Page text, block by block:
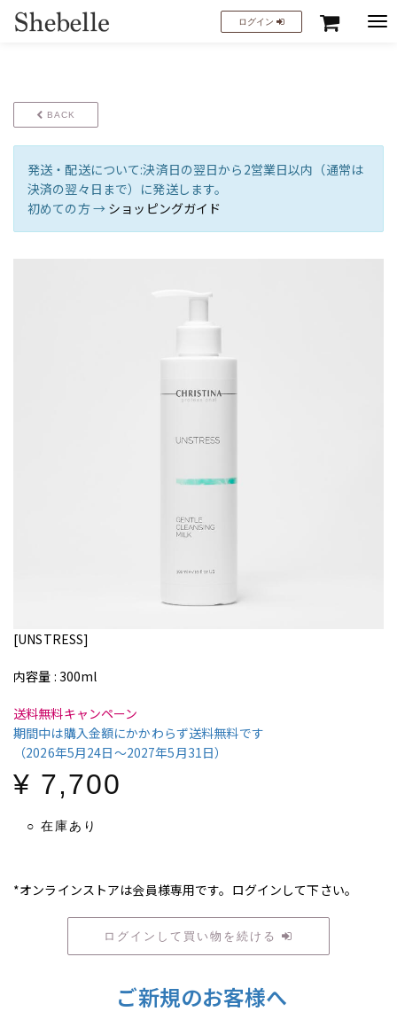
ログイン
BACK
発送・配送について:決済日の翌日から2営業日以内（通常は
決済の翌々日まで）に発送します。
初めての方 → ショッピングガイド
[UNSTRESS]
内容量 : 300ml
送料無料キャンペーン
期間中は購入金額にかかわらず送料無料です
（2026年5月24日〜2027年5月31日）
¥ 7,700
○ 在庫あり
*オンラインストアは会員様専用です。ログインして下さい。
ログインして買い物を続ける
ご新規のお客様へ